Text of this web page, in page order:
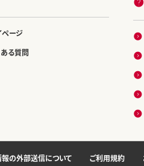
ページ
ある質問
の外部送信について ご利用規約